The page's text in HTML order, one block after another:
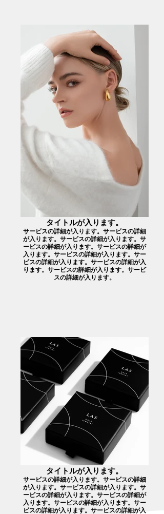
タイトルが入ります。
サービスの詳細が入ります。サービスの詳細
が入ります。サービスの詳細が入ります。サ
ービスの詳細が入ります。サービスの詳細が
入ります。サービスの詳細が入ります。サー
ビスの詳細が入ります。サービスの詳細が入
ります。サービスの詳細が入ります。サービ
スの詳細が入ります。
タイトルが入ります。
サービスの詳細が入ります。サービスの詳細
が入ります。サービスの詳細が入ります。サ
ービスの詳細が入ります。サービスの詳細が
入ります。サービスの詳細が入ります。サー
ビスの詳細が入ります。サービスの詳細が入